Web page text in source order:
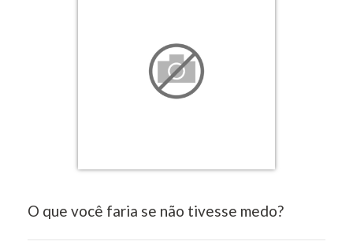
O que você faria se não tivesse medo?